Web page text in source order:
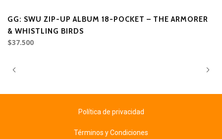
GG: SWU ZIP-UP ALBUM 18-POCKET – THE ARMORER
& WHISTLING BIRDS
$37.500
Política de privacidad
Términos y Condiciones